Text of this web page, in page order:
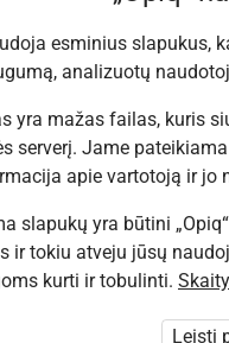
esminius slapukus,
analizuotų
yra mažas failas, kuris
serverį. Jame
apie vartotoją ir jo
slapukų yra būtini
ir tokiu atveju jūsų
kurti ir tobulinti.
Leisti